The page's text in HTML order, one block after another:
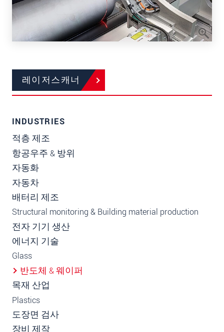
레이저스캐너
INDUSTRIES
적층 제조
항공우주 & 방위
자동화
자동차
배터리 제조
Structural monitoring & Building material production
전자 기기 생산
에너지 기술
Glass
반도체 & 웨이퍼
목재 산업
Plastics
도장면 검사
장비 제작